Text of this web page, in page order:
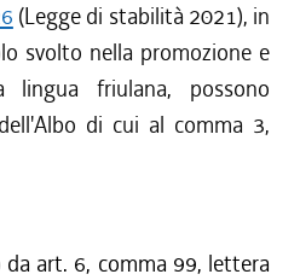
(Legge di stabilità 2021), in
svolto nella promozione e
lingua friulana, possono
di cui al comma 3,
art. 6, comma 99, lettera